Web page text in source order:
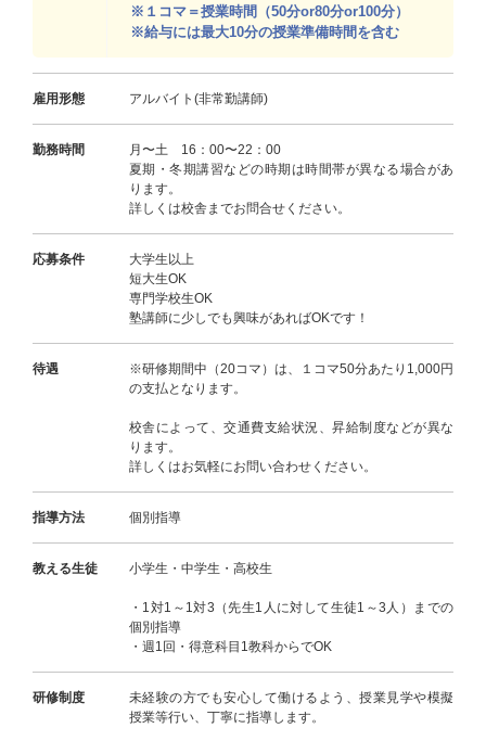
※１コマ＝授業時間（50分or80分or100分）
※給与には最大10分の授業準備時間を含む
雇用形態 アルバイト(非常勤講師)
勤務時間
月〜土 16：00〜22：00
夏期・冬期講習などの時期は時間帯が異なる場合があ
ります。
詳しくは校舎までお問合せください。
応募条件
大学生以上
短大生OK
専門学校生OK
塾講師に少しでも興味があればOKです！
待遇
※研修期間中（20コマ）は、１コマ50分あたり1,000円
の支払となります。
校舎によって、交通費支給状況、昇給制度などが異な
ります。
詳しくはお気軽にお問い合わせください。
指導方法 個別指導
教える生徒 小学生・中学生・高校生
・1対1～1対3（先生1人に対して生徒1～3人）までの
個別指導
・週1回・得意科目1教科からでOK
研修制度
未経験の方でも安心して働けるよう、授業見学や模擬
授業等行い、丁寧に指導します。